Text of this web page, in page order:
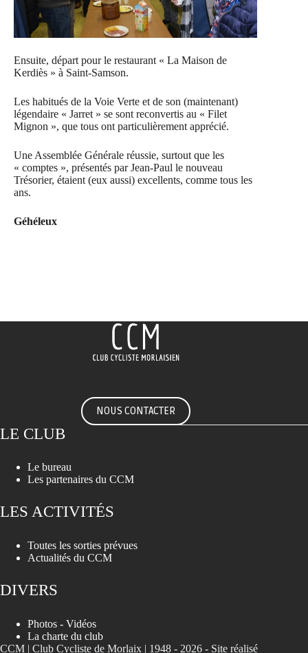
Ensuite, départ pour le restaurant « La Maison de
Kerdiès » à Saint-Samson.
Les habitués de la Voie Verte et de son (maintenant)
légendaire « Jarret » se sont reconvertis au « Filet
Mignon », que tous ont particulièrement apprécié.
Une Assemblée Générale réussie, surtout que les
« comptes », présentés par Jean-Paul le nouveau
Trésorier, étaient (eux aussi) excellents, comme tous les
ans.
Géhéleux
NOUS CONTACTER
LE CLUB
Le bureau
Les partenaires du CCM
LES ACTIVITÉS
Toutes les sorties prévues
Actualités du CCM
DIVERS
Photos - Vidéos
La charte du club
CCM | Club Cycliste de Morlaix | 1948 - 2026 - Site réalisé